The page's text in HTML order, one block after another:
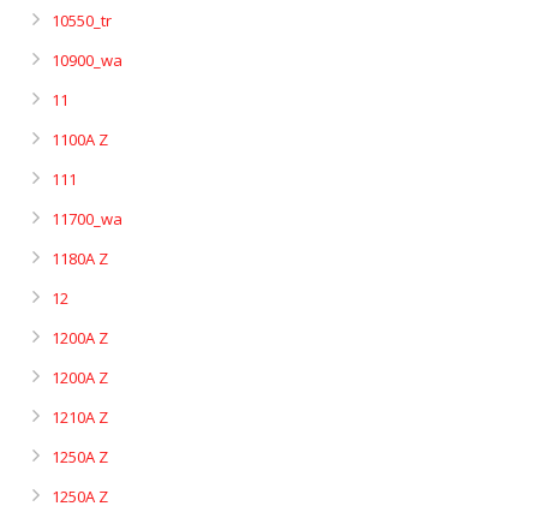
10550_tr
10900_wa
11
1100A Z
111
11700_wa
1180A Z
12
1200A Z
1200A Z
1210A Z
1250A Z
1250A Z